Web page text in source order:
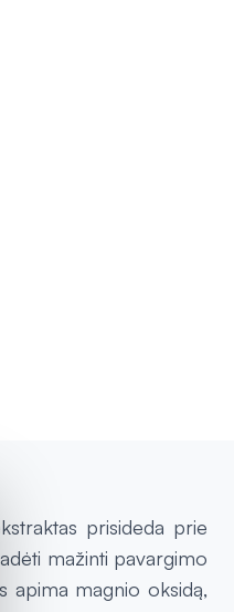
prisideda prie
mažinti pavargimo
apima magnio oksidą,